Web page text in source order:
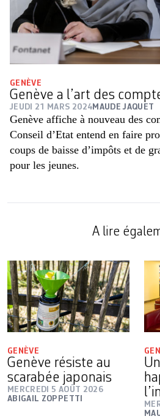
GENÈVE
Genève a l’art des
JEUDI 21 MARS 2024 MAUDE JAQUET
Genève affiche à nouveau des
Conseil d’Etat entend en faire
coups de baisse d’impôts et de
pour les jeunes.
A lire
GENÈVE
Genève résiste au
scarabée japonais
MERCREDI 5 AOÛT 2026
ABIGAIL ZOPPETTI